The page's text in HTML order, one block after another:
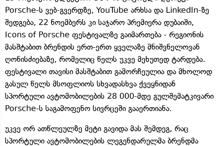
Porsche-ს ვებ-გვერდზე, YouTube არხსა და LinkedIn-ზე
შედგება, 22 ნოემბერს კი საჯარო პრემიერა დუბაიში,
Icons of Porsche ფესტივალზე გაიმართება - რეგიონის
მასშტაბით ბრენდის ერთ-ერთ ყველაზე მნიშვნელოვან
ღონისძიებაზე, რომელიც წელს უკვე მეხუთედ ტარდება.
ფესტივალი თავისი მასშტაბით გამორჩეულია და მხოლოდ
გასულ წელს მსოფლიოს სხვადასხვა ქვეყნიდან
სპორტული ავტომობილების 28 000-მდე გულშემატკივარი
Porsche-ს საგამოფენო სივრცეში გააერთიანა.
უკვე ორ ათწლეულზე მეტი გავიდა მას შემდეგ, რაც
სპორტული ავტომობილების ლეგენდარულმა ბრენდმა